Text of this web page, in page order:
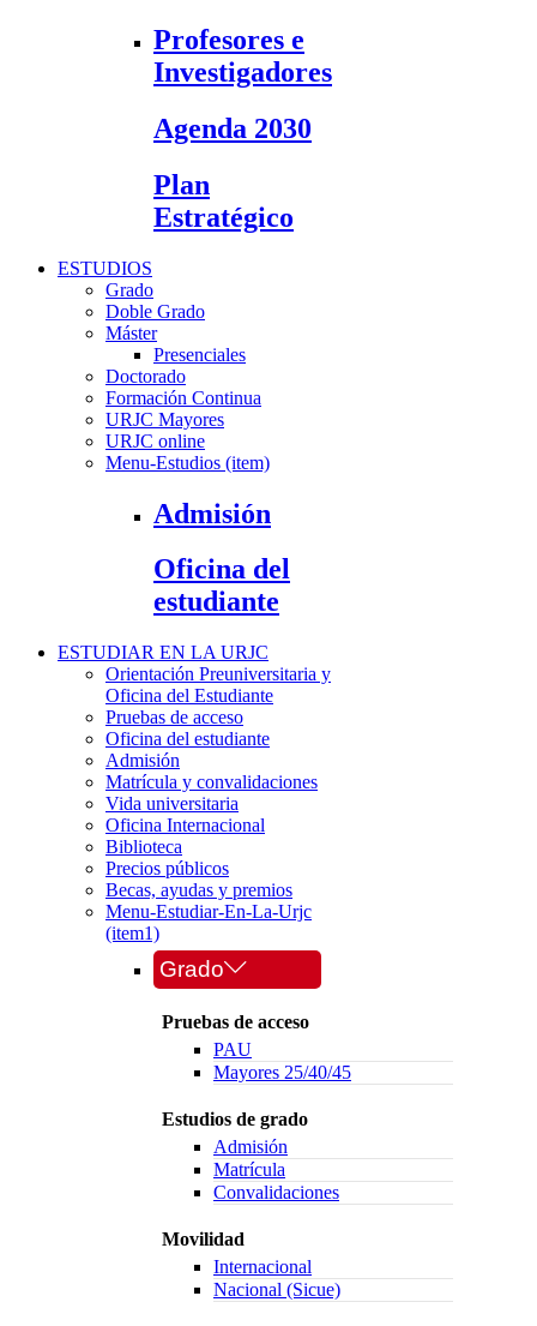
Profesores e
Investigadores
Agenda 2030
Plan
Estratégico
ESTUDIOS
Grado
Doble Grado
Máster
Presenciales
Doctorado
Formación Continua
URJC Mayores
URJC online
Menu-Estudios (item)
Admisión
Oficina del
estudiante
ESTUDIAR EN LA URJC
Orientación Preuniversitaria y
Oficina del Estudiante
Pruebas de acceso
Oficina del estudiante
Admisión
Matrícula y convalidaciones
Vida universitaria
Oficina Internacional
Biblioteca
Precios públicos
Becas, ayudas y premios
Menu-Estudiar-En-La-Urjc
(item1)
Grado
Pruebas de acceso
PAU
Mayores 25/40/45
Estudios de grado
Admisión
Matrícula
Convalidaciones
Movilidad
Internacional
Nacional (Sicue)